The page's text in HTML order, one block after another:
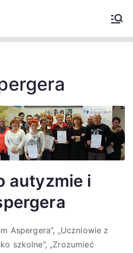
–
ze
osoby z zaburzeniami ze
autyzmu oraz ich
autyzmie i
Aspergera”, „Uczniowie z
szkolne”, „Zrozumieć